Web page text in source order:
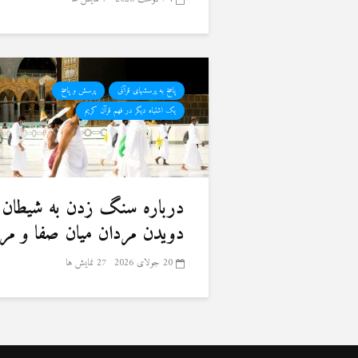
پاسخ به پرسشهای قرآنی
پرسش و پاسخ
یک اشتباه دیگر در فهم قرآن کریم
درباره سنگ زدن به
دویدن مردان میان صفا و
20 جولای 2026 27 نمایش ها